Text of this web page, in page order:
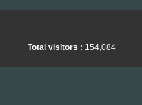
Total visitors : 154,084